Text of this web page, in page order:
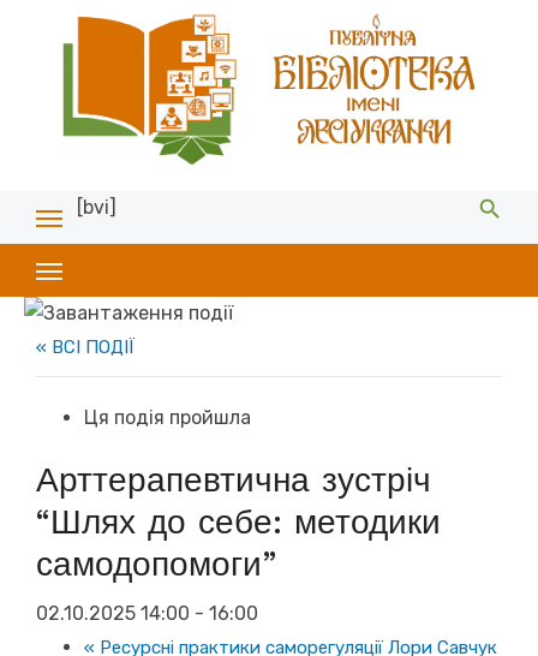
[bvi]
« ВСІ ПОДІЇ
Ця подія пройшла
Арттерапевтична зустріч
“Шлях до себе: методики
самодопомоги”
02.10.2025 14:00 - 16:00
« Ресурсні практики саморегуляції Лори Савчук